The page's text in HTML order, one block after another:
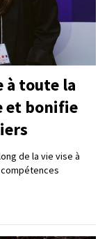
à toute la
et bonifie
de la vie vise à